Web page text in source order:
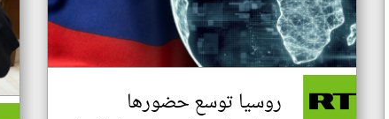
روسيا توسع حضورها